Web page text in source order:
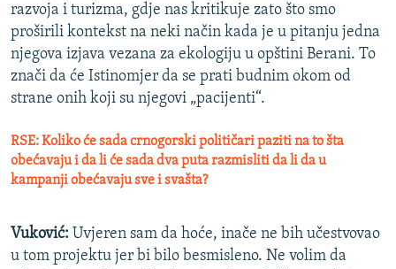
razvoja i turizma, gdje nas kritikuje zato što smo
proširili kontekst na neki način kada je u pitanju jedna
njegova izjava vezana za ekologiju u opštini Berani. To
znači da će Istinomjer da se prati budnim okom od
strane onih koji su njegovi „pacijenti“.
RSE: Koliko će sada crnogorski političari paziti na to šta
obećavaju i da li će sada dva puta razmisliti da li da u
kampanji obećavaju sve i svašta?
Vuković: Uvjeren sam da hoće, inače ne bih učestvovao
u tom projektu jer bi bilo besmisleno. Ne volim da